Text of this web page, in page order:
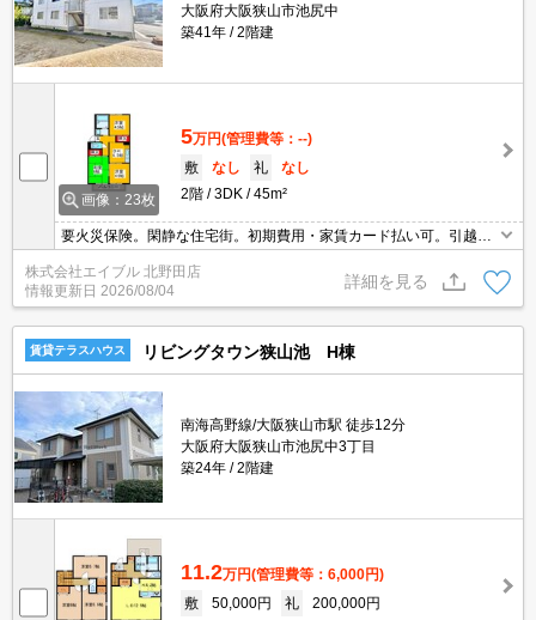
大阪府大阪狭山市池尻中
築41年
2階建
画像：23枚
5万円(管理費等：--)
敷
なし 礼
なし
2階
3DK 45m²
要火災保険。閑静な住宅街。初期費用・家賃カード払い可。引越指
定業者あり。クレジットポイント貯まります。クレジットで家賃支
払可。エアコン1基付き。
株式会社エイブル 北野田店
情報更新日 2026/08/04
詳細を見る
賃貸テラスハウス リビングタウン狭山池 H棟
南海高野線/大阪狭山市駅 徒歩12分
大阪府大阪狭山市池尻中3丁目
築24年
2階建
11.2万円(管理費等：6,000円)
敷
50,000円 礼
200,000円